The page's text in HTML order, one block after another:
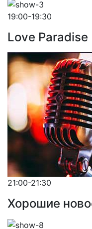
19:00-19:30
Love Paradise
21:00-21:30
Хорошие